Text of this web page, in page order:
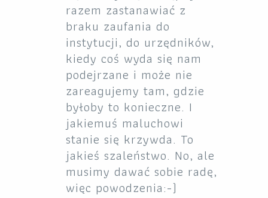
razem zastanawiać z
braku zaufania do
instytucji, do urzędników,
kiedy coś wyda się nam
podejrzane i może nie
zareagujemy tam, gdzie
byłoby to konieczne. I
jakiemuś maluchowi
stanie się krzywda. To
jakieś szaleństwo. No, ale
musimy dawać sobie radę,
więc powodzenia:-)